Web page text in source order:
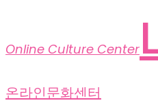
Online Culture Center
온라인문화센터